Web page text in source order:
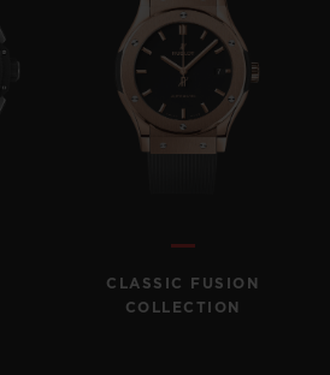
CLASSIC FUSION
COLLECTION